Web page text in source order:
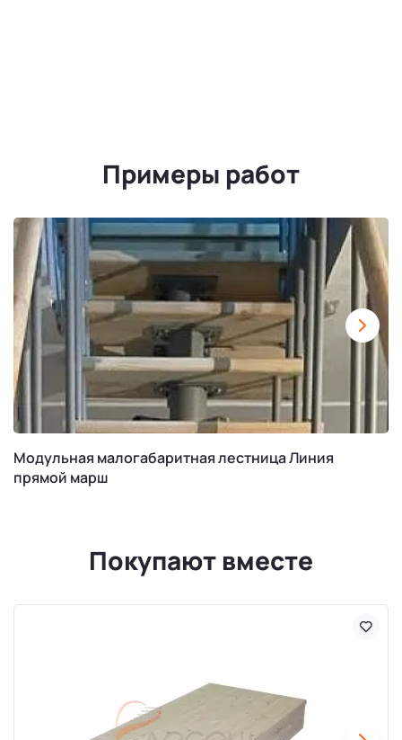
Примеры работ
Модульная малогабаритная лестница Линия
прямой марш
Покупают вместе